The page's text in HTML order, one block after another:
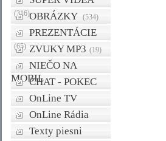
(316)OBRÁZKY (534)
PREZENTÁCIE
(65) ZVUKY MP3 (19)
NIEČO NA
MOBILCHAT - POKEC
OnLine TV
OnLine Rádia
Texty piesni